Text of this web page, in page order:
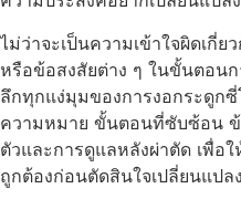
ไม่ว่าจะเป็นความเข้าใจผิดเกี่
หรือข้อสงสัยต่าง ๆ ในขั้นตอน
ลึกทุกแง่มุมของการงอกระดูก
ความหมาย ขั้นตอนที่ซับซ้อน ข้
ตัวและการดูแลหลังผ่าตัด เพื่
ถูกต้องก่อนตัดสินใจเปลี่ยนแปลง